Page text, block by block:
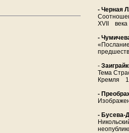
- Черная
XVII века
-
-
Тема
Кремля
-
- Бусева-